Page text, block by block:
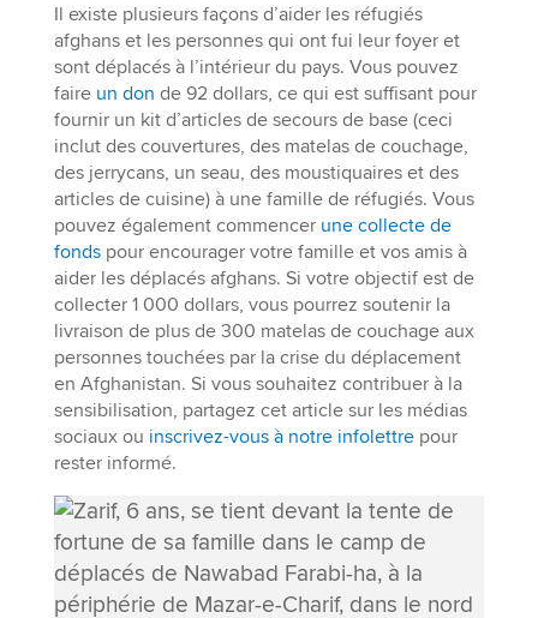
Il existe plusieurs façons d’aider les réfugiés
afghans et les personnes qui ont fui leur foyer et
sont déplacés à l’intérieur du pays. Vous pouvez
faireun don de 92 dollars, ce qui est suffisant pour
fournir un kit d’articles de secours de base (ceci
inclut des couvertures, des matelas de couchage,
des jerrycans, un seau, des moustiquaires et des
articles de cuisine) à une famille de réfugiés. Vous
pouvez également commencer une collecte de
fondspour encourager votre famille et vos amis à
aider les déplacés afghans. Si votre objectif est de
collecter 1 000 dollars, vous pourrez soutenir la
livraison de plus de 300 matelas de couchage aux
personnes touchées par la crise du déplacement
en Afghanistan. Si vous souhaitez contribuer à la
sensibilisation, partagez cet article sur les médias
sociaux ou inscrivez-vous à notre infolettrepour
rester informé.